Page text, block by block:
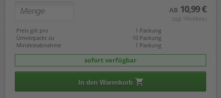
AB 10,99 €
(zzgl. 19% Mwst.)
Preis gilt pro
1 Packung
Umverpackt zu
10 Packung
Mindestabnahme
1 Packung
sofort verfügbar
In den Warenkorb